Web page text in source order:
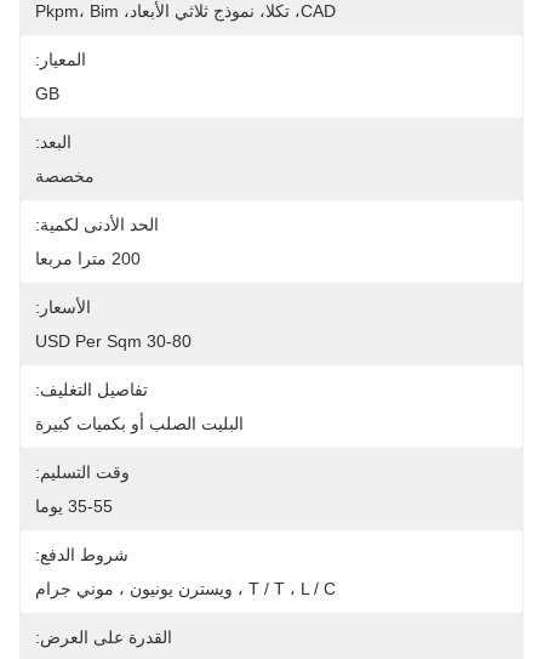
CAD، تكلا، نموذج ثلاثي الأبعاد، Pkpm، Bim
المعيار:
GB
البعد:
مخصصة
الحد الأدنى لكمية:
200 مترا مربعا
الأسعار:
30-80 USD Per Sqm
تفاصيل التغليف:
البليت الصلب أو بكميات كبيرة
وقت التسليم:
35-55 يوما
شروط الدفع:
T / T ، L / C ، ويسترن يونيون ، موني جرام
القدرة على العرض: